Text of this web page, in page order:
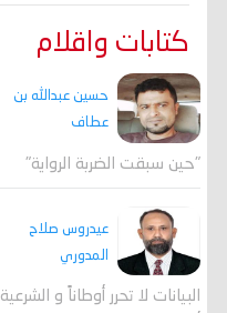
كتابات واقلام
حسين عبدالله بن
عطاف
"حين سبقت الضربة الرواية"
عيدروس صلاح
المدوري
البيانات لا تحرر أوطاناً و الشرعية